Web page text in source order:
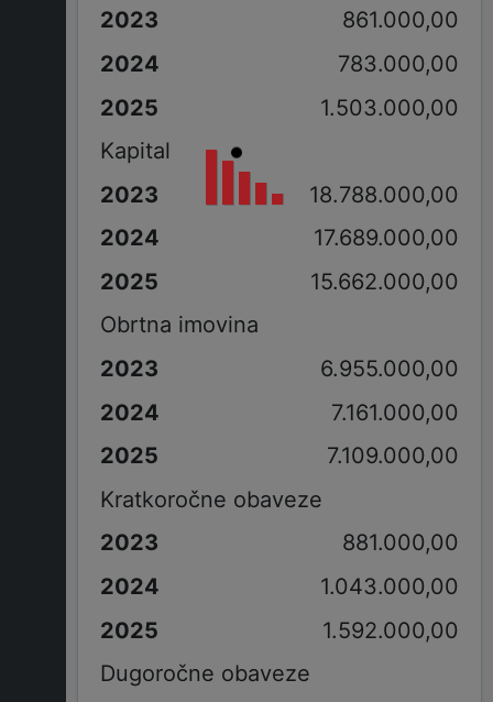
861.000,00
783.000,00
1.503.000,00
Kapital
18.788.000,00
17.689.000,00
15.662.000,00
Obrtna imovina
6.955.000,00
7.161.000,00
7.109.000,00
Kratkoročne obaveze
881.000,00
1.043.000,00
1.592.000,00
Dugoročne obaveze